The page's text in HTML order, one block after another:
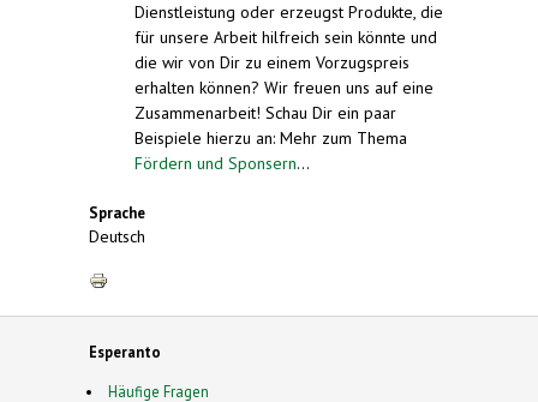
Dienstleistung oder erzeugst Produkte, die
für unsere Arbeit hilfreich sein könnte und
die wir von Dir zu einem Vorzugspreis
erhalten können? Wir freuen uns auf eine
Zusammenarbeit! Schau Dir ein paar
Beispiele hierzu an: Mehr zum Thema
Fördern und Sponsern...
Sprache
Deutsch
Esperanto
Häufige Fragen